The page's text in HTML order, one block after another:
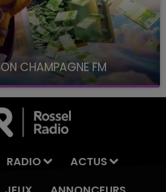
CHAMPAGNE FM
FM, à 8H10
RADIO
ACTUS